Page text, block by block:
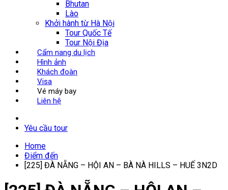
Bhutan
Lào
Khởi hành từ Hà Nội
Tour Quốc Tế
Tour Nội Địa
Cẩm nang du lịch
Hình ảnh
Khách đoàn
Visa
Vé máy bay
Liên hệ
Yêu cầu tour
Home
Điểm đến
[225] ĐÀ NẴNG – HỘI AN – BÀ NÀ HILLS – HUẾ 3N2D